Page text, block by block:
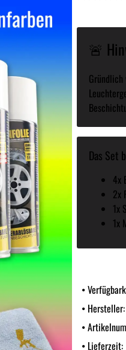
🚨
Das Set
4x
2x
1x
1x
Hersteller:
Lieferzeit: